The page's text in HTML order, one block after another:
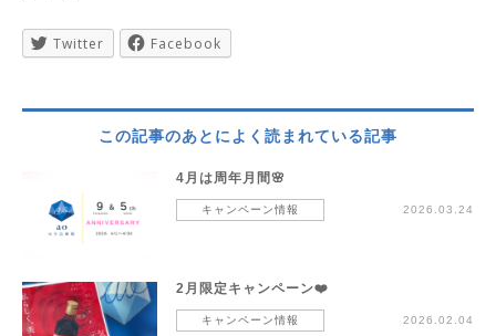
Twitter Facebook
この記事のあとによく読まれている記事
4月は周年月間🌸
キャンペーン情報 2026.03.24
2月限定キャンペーン❤️
キャンペーン情報 2026.02.04